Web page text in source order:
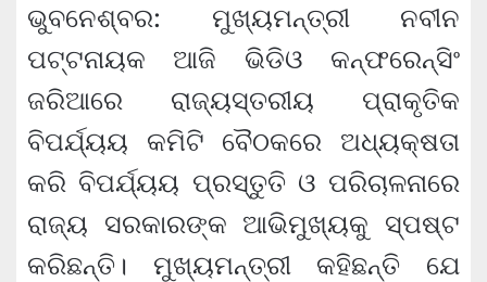
ଭୁବନେଶ୍ବର: ମୁଖ୍ୟମନ୍ତ୍ରୀ ନବୀନ
ପଟ୍ଟନାୟକ ଆଜି ଭିଡିଓ କନ୍‌ଫରେନ୍‌ସିଂ
ଜରିଆରେ ରାଜ୍ୟସ୍ତରୀୟ ପ୍ରାକୃତିକ
ବିପର୍ଯ୍ୟୟ କମିଟି ବୈଠକରେ ଅଧ୍ୟକ୍ଷତା
କରି ବିପର୍ଯ୍ୟୟ ପ୍ରସ୍ତୁତି ଓ ପରିଚାଳନାରେ
ରାଜ୍ୟ ସରକାରଙ୍କ ଆଭିମୁଖ୍ୟକୁ ସ୍ପଷ୍ଟ
କରିଛନ୍ତି। ମୁଖ୍ୟମନ୍ତ୍ରୀ କହିଛନ୍ତି ଯେ